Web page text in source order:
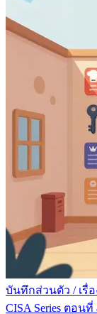
บันทึกส่วนตัว / เรื่
CISA Series ตอน